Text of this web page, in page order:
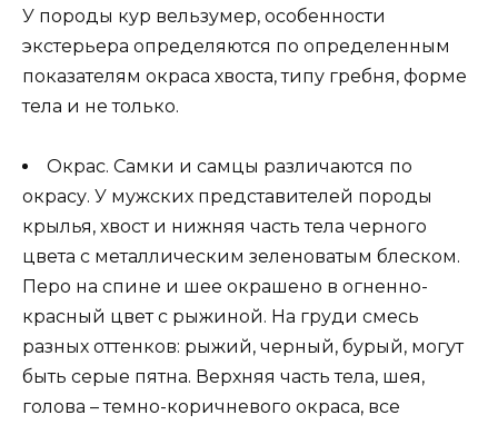
У породы кур вельзумер, особенности
экстерьера определяются по определенным
показателям окраса хвоста, типу гребня, форме
тела и не только.
Окрас. Самки и самцы различаются по
окрасу. У мужских представителей породы
крылья, хвост и нижняя часть тела черного
цвета с металлическим зеленоватым блеском.
Перо на спине и шее окрашено в огненно-
красный цвет с рыжиной. На груди смесь
разных оттенков: рыжий, черный, бурый, могут
быть серые пятна. Верхняя часть тела, шея,
голова – темно-коричневого окраса, все